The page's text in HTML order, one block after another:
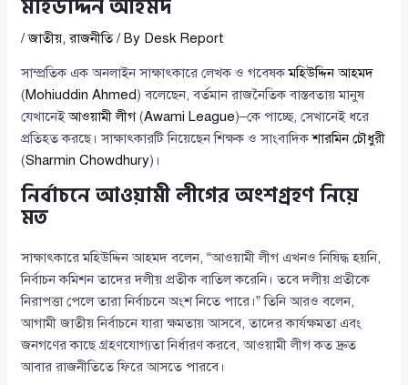
মহিউদ্দিন আহমদ
/জাতীয়,রাজনীতি/ By Desk Report
সাম্প্রতিক এক অনলাইন সাক্ষাৎকারে লেখক ও গবেষকমহিউদ্দিন আহমদ
(Mohiuddin Ahmed) বলেছেন, বর্তমান রাজনৈতিক বাস্তবতায় মানুষ
যেখানেইআওয়ামী লীগ(Awami League)–কে পাচ্ছে, সেখানেই ধরে
প্রতিহত করছে। সাক্ষাৎকারটি নিয়েছেন শিক্ষক ও সাংবাদিকশারমিন চৌধুরী
(Sharmin Chowdhury)।
নির্বাচনে আওয়ামী লীগের অংশগ্রহণ নিয়ে
মত
সাক্ষাৎকারে মহিউদ্দিন আহমদ বলেন, “আওয়ামী লীগ এখনও নিষিদ্ধ হয়নি,
নির্বাচন কমিশন তাদের দলীয় প্রতীক বাতিল করেনি। তবে দলীয় প্রতীকে
নিরাপত্তা পেলে তারা নির্বাচনে অংশ নিতে পারে।” তিনি আরও বলেন,
আগামী জাতীয় নির্বাচনে যারা ক্ষমতায় আসবে, তাদের কার্যক্ষমতা এবং
জনগণের কাছে গ্রহণযোগ্যতা নির্ধারণ করবে, আওয়ামী লীগ কত দ্রুত
আবার রাজনীতিতে ফিরে আসতে পারবে।